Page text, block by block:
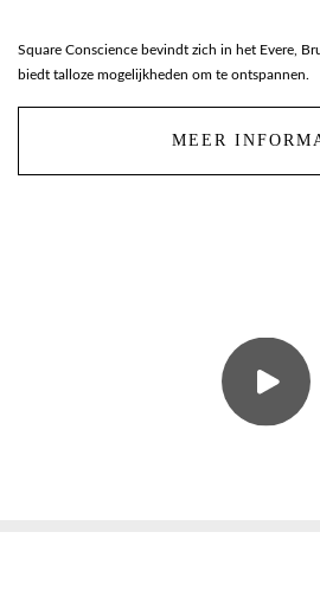
Square Conscience bevindt zich in het Evere,
biedt talloze mogelijkheden om te ontspannen.
MEER